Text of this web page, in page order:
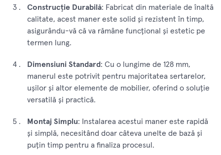
Construcție Durabilă: Fabricat din materiale de înaltă
calitate, acest maner este solid și rezistent în timp,
asigurându-vă că va rămâne funcțional și estetic pe
termen lung.
Dimensiuni Standard: Cu o lungime de 128 mm,
manerul este potrivit pentru majoritatea sertarelor,
ușilor și altor elemente de mobilier, oferind o soluție
versatilă și practică.
Montaj Simplu: Instalarea acestui maner este rapidă
și simplă, necesitând doar câteva unelte de bază și
puțin timp pentru a finaliza procesul.